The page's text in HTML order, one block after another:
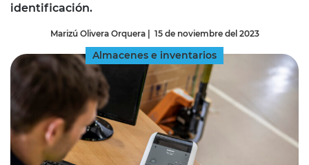
identificación.
Marizú Olivera Orquera| 15 de noviembre del 2023
Almacenes e inventarios